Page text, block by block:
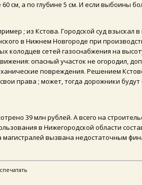
см, а по глубине 5 см. И если выбоины
; из Кстова. Городской суд
в Нижнем Новгороде при
колодцев сетей газоснабжения на
опасный участок не
повреждения. Решением
права ; может, тогда дорожники будут
39 млн рублей. А всего на
в Нижегородской области
вызвана недостаточным